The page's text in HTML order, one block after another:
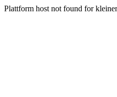
Plattform host not found for